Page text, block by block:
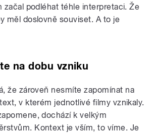
začal podléhat téhle interpretaci. Že
měl doslovně souviset. A to je
na dobu vzniku
že zároveň nesmíte zapomínat na
v kterém jednotlivé filmy vznikaly.
dochází k velkým
Kontext je vším, to víme. Je